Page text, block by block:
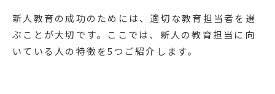
新人教育の成功のためには、適切な教育担当者を選
ぶことが大切です。ここでは、新人の教育担当に向
いている人の特徴を5つご紹介します。